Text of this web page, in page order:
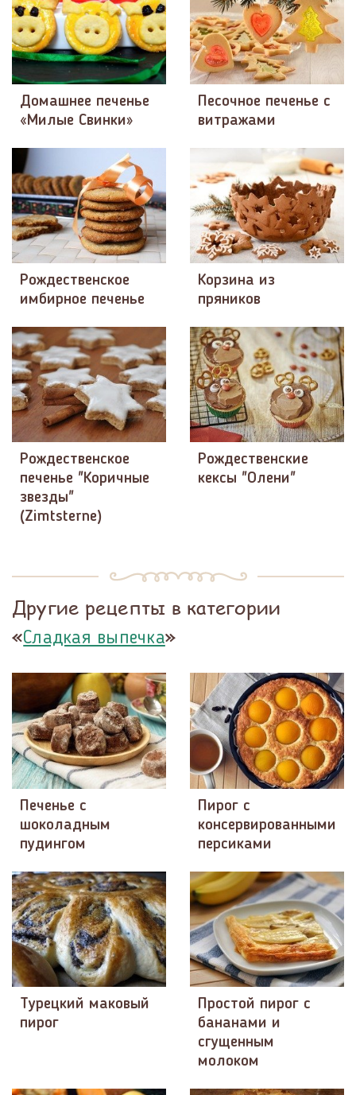
Домашнее печенье
«Милые Свинки»
Песочное печенье с
витражами
Рождественское
имбирное печенье
Корзина из
пряников
Рождественское
печенье "Коричные
звезды"
(Zimtsterne)
Рождественские
кексы "Олени"
Другие рецепты в категории
«Сладкая выпечка»
Печенье с
шоколадным
пудингом
Пирог с
консервированными
персиками
Турецкий маковый
пирог
Простой пирог с
бананами и
сгущенным
молоком